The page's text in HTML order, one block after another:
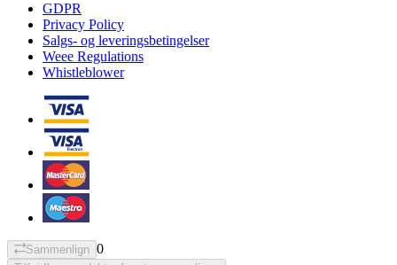
GDPR
Privacy Policy
Salgs- og leveringsbetingelser
Weee Regulations
Whistleblower
Sammenlign 0